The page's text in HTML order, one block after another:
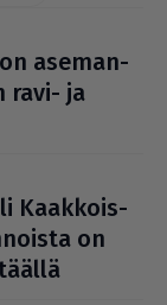
ase­man­
ravi- ja
Kaakkois-
on